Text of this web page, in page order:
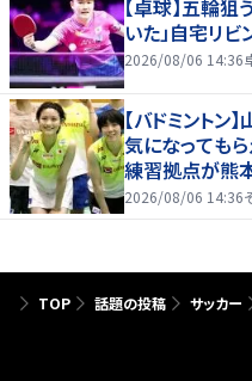
【卓球】五輪
いた」自宅リ
2026/08/06 14:36
【バドミント
気になっても
練習拠点が熊
たり前じゃない
2026/08/06 14:36
TOP 話題の投稿 サッカー